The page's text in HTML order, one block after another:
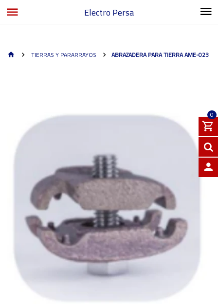
Electro Persa
0
TIERRAS Y PARARRAYOS ABRAZADERA PARA TIERRA AME-023